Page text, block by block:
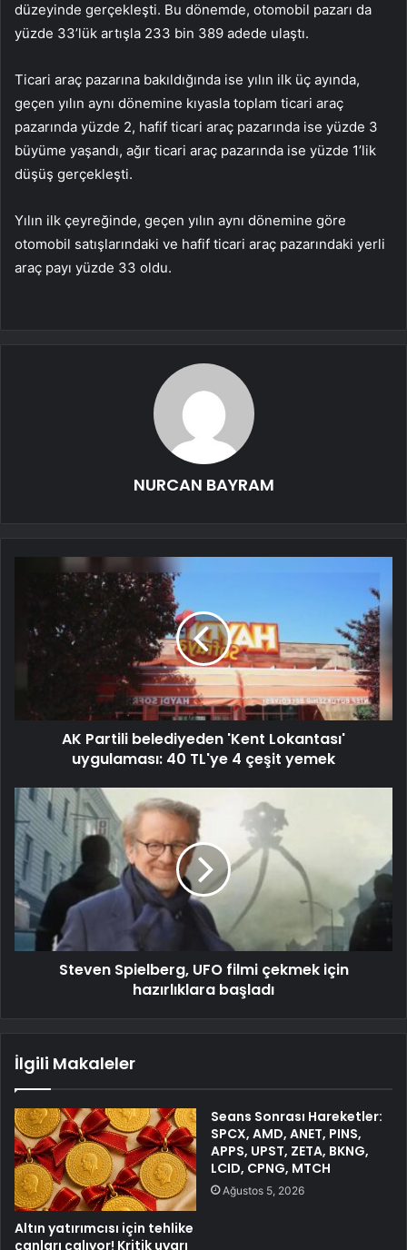
düzeyinde gerçekleşti. Bu dönemde, otomobil pazarı da
yüzde 33’lük artışla 233 bin 389 adede ulaştı.
Ticari araç pazarına bakıldığında ise yılın ilk üç ayında,
geçen yılın aynı dönemine kıyasla toplam ticari araç
pazarında yüzde 2, hafif ticari araç pazarında ise yüzde 3
büyüme yaşandı, ağır ticari araç pazarında ise yüzde 1’lik
düşüş gerçekleşti.
Yılın ilk çeyreğinde, geçen yılın aynı dönemine göre
otomobil satışlarındaki ve hafif ticari araç pazarındaki yerli
araç payı yüzde 33 oldu.
NURCAN BAYRAM
AK Partili belediyeden 'Kent Lokantası'
uygulaması: 40 TL'ye 4 çeşit yemek
Steven Spielberg, UFO filmi çekmek için
hazırlıklara başladı
İlgili Makaleler
Altın yatırımcısı için tehlike
çanları çalıyor! Kritik uyarı
Seans Sonrası Hareketler:
SPCX, AMD, ANET, PINS,
APPS, UPST, ZETA, BKNG,
LCID, CPNG, MTCH
Ağustos 5, 2026